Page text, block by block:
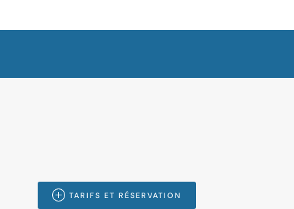
TARIFS ET RÉSERVATION